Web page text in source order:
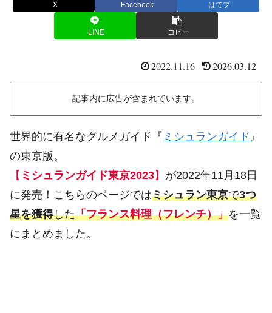
X Facebook はてブ
LINE コピー
2022.11.16 2026.03.12
記事内に広告が含まれています。
世界的に有名なグルメガイド『 ミシュランガイド 』
の東京版。
【 ミシュランガイド東京2023】 が2022年11月18日
に発売！こちらのページではミシュラン東京で3つ
星を獲得した「フランス料理（フレンチ）」を一覧
にまとめました。